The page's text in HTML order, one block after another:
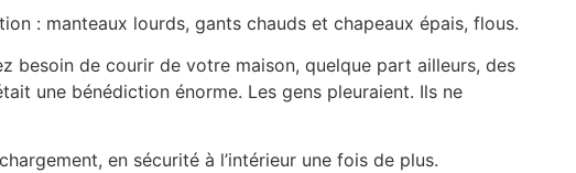
: manteaux lourds, gants chauds et chapeaux épais, flous.
besoin de courir de votre maison, quelque part ailleurs, des
une bénédiction énorme. Les gens pleuraient. Ils ne
en sécurité à l’intérieur une fois de plus.